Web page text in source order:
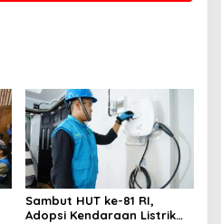
Sambut HUT ke-81 RI,
Adopsi Kendaraan Listrik